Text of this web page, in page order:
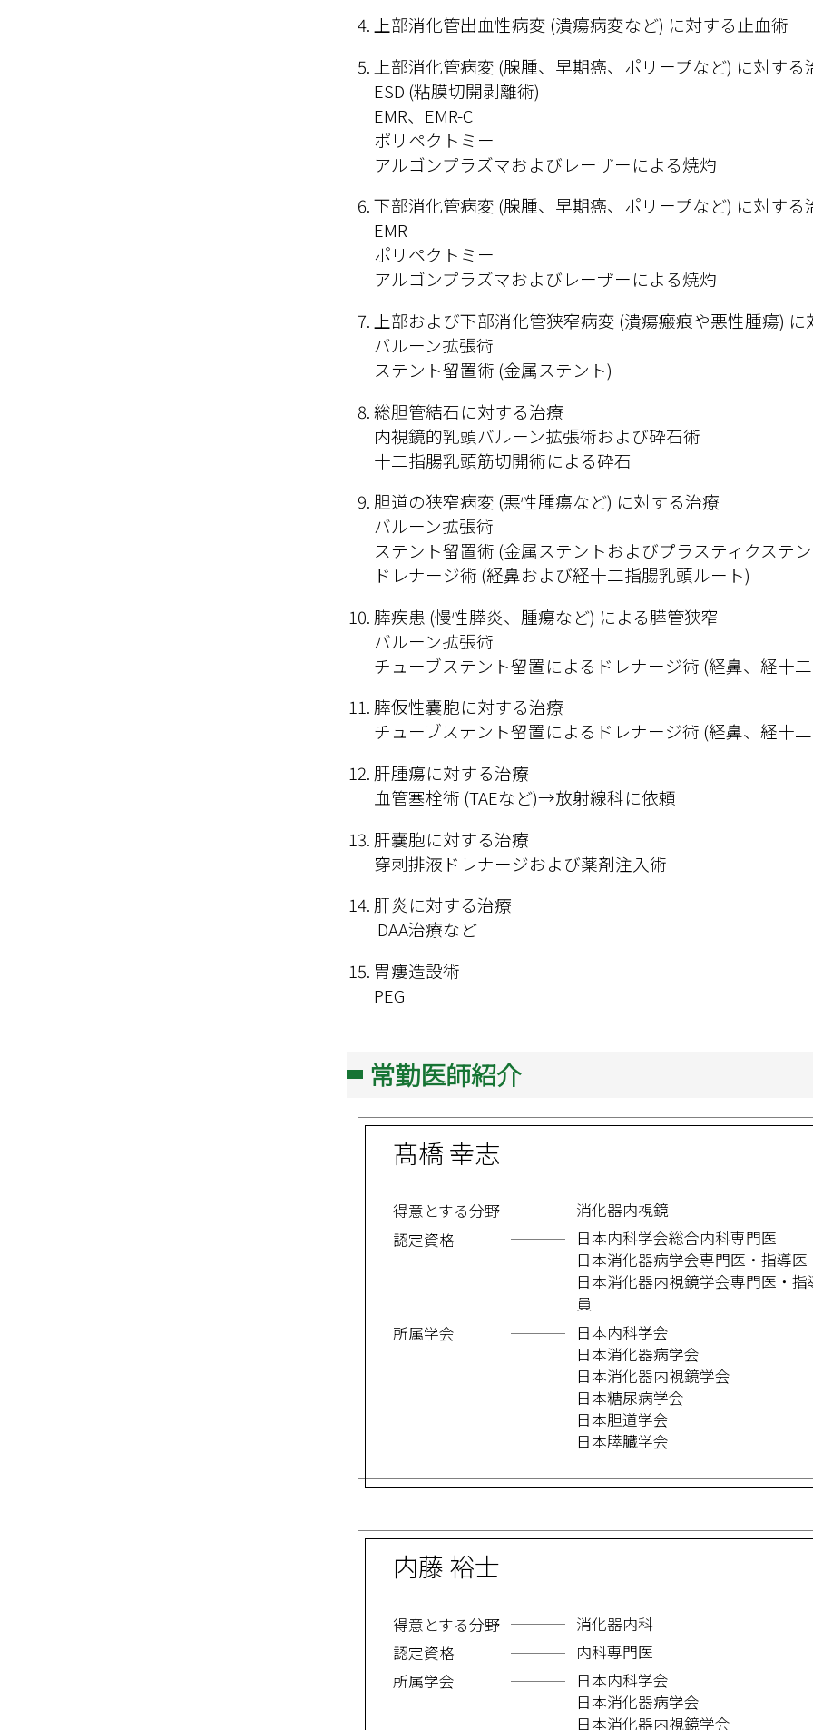
上部消化管出血性病変 (潰瘍病変など) に対する止血術
上部消化管病変 (腺腫、早期癌、ポリープなど) に対する
ESD (粘膜切開剥離術)
EMR、EMR-C
ポリペクトミー
アルゴンプラズマおよびレーザーによる焼灼
下部消化管病変 (腺腫、早期癌、ポリープなど) に対する
EMR
ポリペクトミー
アルゴンプラズマおよびレーザーによる焼灼
上部および下部消化管狭窄病変 (潰瘍瘢痕や悪性腫瘍) に
バルーン拡張術
ステント留置術 (金属ステント)
総胆管結石に対する治療
内視鏡的乳頭バルーン拡張術および砕石術
十二指腸乳頭筋切開術による砕石
胆道の狭窄病変 (悪性腫瘍など) に対する治療
バルーン拡張術
ステント留置術 (金属ステントおよびプラスティクステ
ドレナージ術 (経鼻および経十二指腸乳頭ルート)
膵疾患 (慢性膵炎、腫瘍など) による膵管狭窄
バルーン拡張術
チューブステント留置によるドレナージ術 (経鼻、経十
膵仮性嚢胞に対する治療
チューブステント留置によるドレナージ術 (経鼻、経十
肝腫瘍に対する治療
血管塞栓術 (TAEなど)→放射線科に依頼
肝嚢胞に対する治療
穿刺排液ドレナージおよび薬剤注入術
肝炎に対する治療
DAA治療など
胃瘻造設術
PEG
常勤医師紹介
髙橋 幸志
得意とする分野
消化器内視鏡
認定資格
日本内科学会総合内科専門医
日本消化器病学会専門医・指導医
日本消化器内視鏡学会専門医・
員
所属学会
日本内科学会
日本消化器病学会
日本消化器内視鏡学会
日本糖尿病学会
日本胆道学会
日本膵臓学会
内藤 裕士
得意とする分野
消化器内科
認定資格
内科専門医
所属学会
日本内科学会
日本消化器病学会
日本消化器内視鏡学会